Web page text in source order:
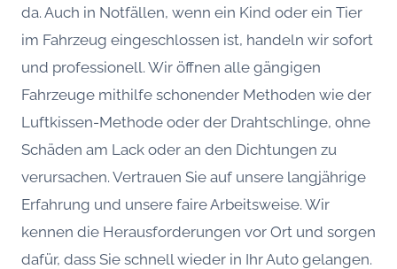
da. Auch in Notfällen, wenn ein Kind oder ein Tier
im Fahrzeug eingeschlossen ist, handeln wir sofort
und professionell. Wir öffnen alle gängigen
Fahrzeuge mithilfe schonender Methoden wie der
Luftkissen-Methode oder der Drahtschlinge, ohne
Schäden am Lack oder an den Dichtungen zu
verursachen. Vertrauen Sie auf unsere langjährige
Erfahrung und unsere faire Arbeitsweise. Wir
kennen die Herausforderungen vor Ort und sorgen
dafür, dass Sie schnell wieder in Ihr Auto gelangen.